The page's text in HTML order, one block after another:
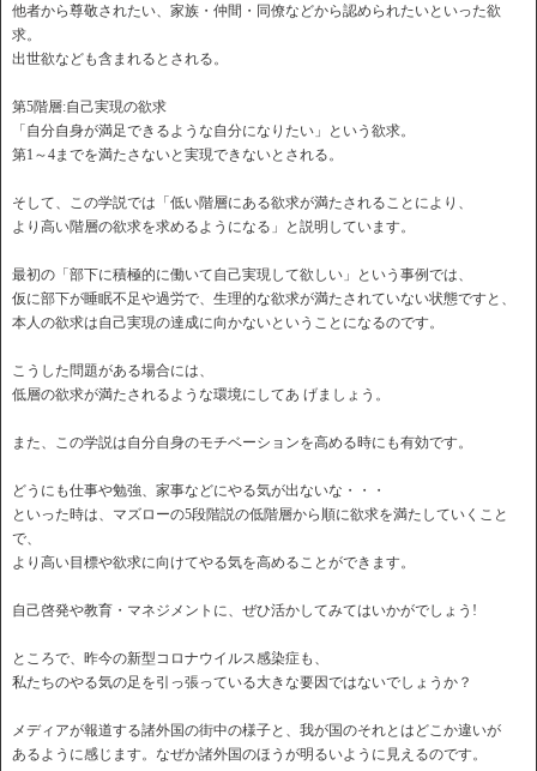
他者から尊敬されたい、家族・仲間・同僚などから認められたいといった欲
求。
出世欲なども含まれるとされる。
第5階層:自己実現の欲求
「自分自身が満足できるような自分になりたい」という欲求。
第1～4までを満たさないと実現できないとされる。
そして、この学説では「低い階層にある欲求が満たされることにより、
より高い階層の欲求を求めるようになる」と説明しています。
最初の「部下に積極的に働いて自己実現して欲しい」という事例では、
仮に部下が睡眠不足や過労で、生理的な欲求が満たされていない状態ですと、
本人の欲求は自己実現の達成に向かないということになるのです。
こうした問題がある場合には、
低層の欲求が満たされるような環境にしてあ げましょう。
また、この学説は自分自身のモチベーションを高める時にも有効です。
どうにも仕事や勉強、家事などにやる気が出ないな・・・
といった時は、マズローの5段階説の低階層から順に欲求を満たしていくこと
で、
より高い目標や欲求に向けてやる気を高めることができます。
自己啓発や教育・マネジメントに、ぜひ活かしてみてはいかがでしょう!
ところで、昨今の新型コロナウイルス感染症も、
私たちのやる気の足を引っ張っている大きな要因ではないでしょうか？
メディアが報道する諸外国の街中の様子と、我が国のそれとはどこか違いが
あるように感じます。なぜか諸外国のほうが明るいように見えるのです。